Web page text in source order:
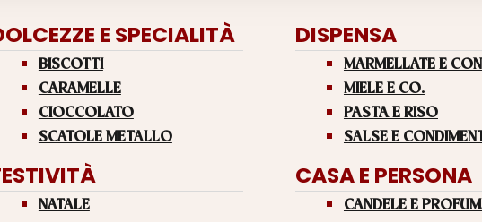
E SPECIALITÀ
BISCOTTI
CARAMELLE
CIOCCOLATO
SCATOLE METALLO
NATALE
DISPENSA
MARMELLATE E
MIELE E CO.
PASTA E RISO
SALSE E
CASA E PERSONA
CANDELE E